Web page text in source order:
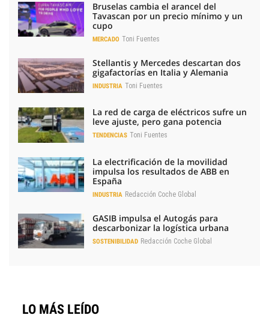
Bruselas cambia el arancel del
Tavascan por un precio mínimo y un
cupo
MERCADO Toni Fuentes
Stellantis y Mercedes descartan dos
gigafactorías en Italia y Alemania
INDUSTRIA Toni Fuentes
La red de carga de eléctricos sufre un
leve ajuste, pero gana potencia
TENDENCIAS Toni Fuentes
La electrificación de la movilidad
impulsa los resultados de ABB en
España
INDUSTRIA Redacción Coche Global
GASIB impulsa el Autogás para
descarbonizar la logística urbana
SOSTENIBILIDAD Redacción Coche Global
LO MÁS LEÍDO